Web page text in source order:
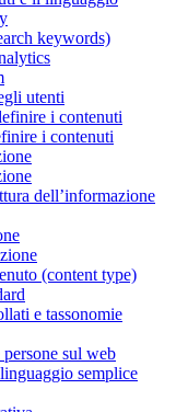
keywords)
utenti
i contenuti
i contenuti
dell’informazione
(content type)
e tassonomie
sul web
semplice